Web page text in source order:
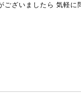
ございましたら 気軽に